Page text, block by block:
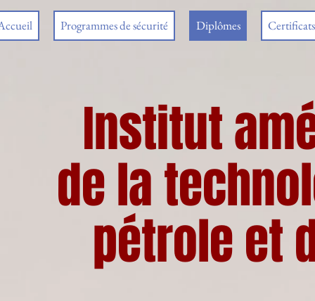
Programmes de sécurité Diplômes Certificats
Institut
de la
pétrole et